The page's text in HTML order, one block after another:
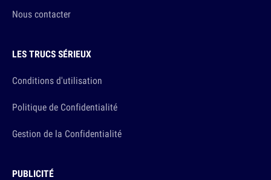
Nous contacter
LES TRUCS SÉRIEUX
Conditions d'utilisation
Politique de Confidentialité
Gestion de la Confidentialité
PUBLICITÉ